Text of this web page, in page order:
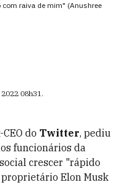
raiva de mim" (Anushree
08h31.
do Twitter, pediu
funcionários da
crescer "rápido
Elon Musk